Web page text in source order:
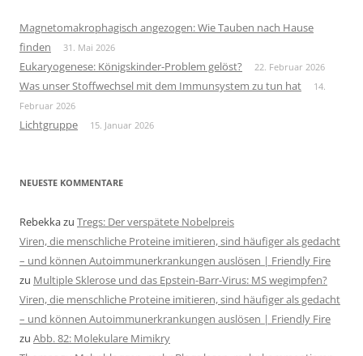
Magnetomakrophagisch angezogen: Wie Tauben nach Hause
finden
31. Mai 2026
Eukaryogenese: Königskinder-Problem gelöst? 22. Februar 2026
Was unser Stoffwechsel mit dem Immunsystem zu tun hat
14.
Februar 2026
Lichtgruppe 15. Januar 2026
NEUESTE KOMMENTARE
Rebekkazu Tregs: Der verspätete Nobelpreis
Viren, die menschliche Proteine imitieren, sind häufiger als gedacht
– und können Autoimmunerkrankungen auslösen | Friendly Fire
zu Multiple Sklerose und das Epstein-Barr-Virus: MS wegimpfen?
Viren, die menschliche Proteine imitieren, sind häufiger als gedacht
– und können Autoimmunerkrankungen auslösen | Friendly Fire
zu Abb. 82: Molekulare Mimikry